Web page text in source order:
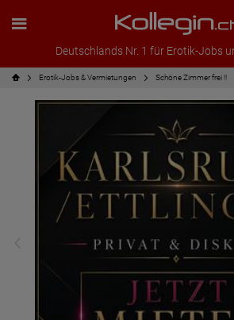
Deutschlands Nr. 1 für Erotik-Jobs
Erotik-Jobs & Vermietungen Schöne Zimmer frei !!